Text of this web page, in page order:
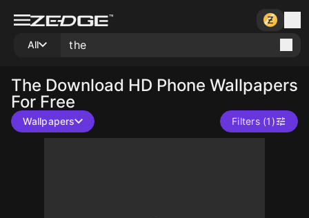
All
The Download HD Phone Wallpapers
For Free
Wallpapers Filters (1)